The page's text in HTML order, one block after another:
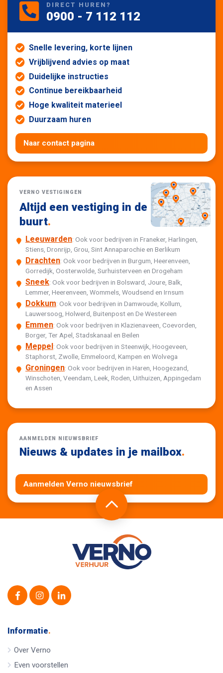
DIRECT HUREN?
0900 - 7 112 112
Snelle levering, korte lijnen
Vrijblijvend advies op maat
Duidelijke instructies
Continue bereikbaarheid
Hoge kwaliteit materieel
Duurzaam huren
Naar contact pagina
VERNO VESTIGINGEN
Altijd een vestiging in de
buurt.
Leeuwarden: Ook voor bedrijven in Franeker, Harlingen,
Stiens, Dronrijp, Grou, Sint Annaparochie en Berlikum
Drachten: Ook voor bedrijven in Burgum, Heerenveen,
Gorredijk, Oosterwolde, Surhuisterveen en Drogeham
Sneek: Ook voor bedrijven in Bolsward, Joure, Balk,
Lemmer, Heerenveen, Wommels, Woudsend en Irnsum
Dokkum: Ook voor bedrijven in Damwoude, Kollum,
Lauwersoog, Holwerd, Buitenpost en De Westereen
Emmen: Ook voor bedrijven in Klazienaveen, Coevorden,
Borger, Ter Apel, Stadskanaal en Beilen
Meppel : Ook voor bedrijven in Steenwijk, Hoogeveen,
Staphorst, Zwolle, Emmeloord, Kampen en Wolvega
Groningen: Ook voor bedrijven in Haren, Hoogezand,
Winschoten, Veendam, Leek, Roden, Uithuizen, Appingedam
en Assen
AANMELDEN NIEUWSBRIEF
Nieuws & updates in je mailbox.
Aanmelden Verno nieuwsbrief
Informatie.
Over Verno
Even voorstellen